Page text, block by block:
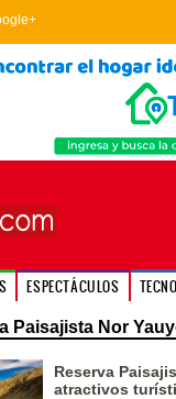
ESPECTÁCULOS
Paisajista Nor
Reserva
atractivos